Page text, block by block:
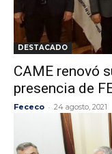
DESTACADO
CAME renovó
presencia de
Fececo - 24 agosto, 2021